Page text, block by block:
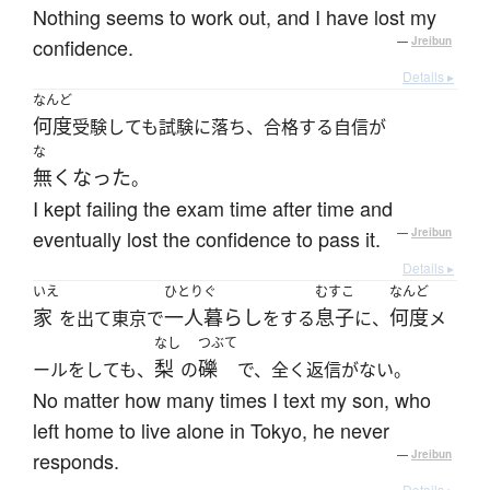
Nothing seems to work out, and I have lost my
confidence.
— Jreibun
Details ▸
なんど
何度受験しても試験に落ち、合格する自信が
な
無くなった。
I kept failing the exam time after time and
eventually lost the confidence to pass it.
— Jreibun
Details ▸
いえ
家 を出て東京で
ひとりぐ
一人暮らしをする
むすこ
息子に、
なんど
何度メ
ールをしても、
なし
梨 の
つぶて
礫 で、全く返信がない。
No matter how many times I text my son, who
left home to live alone in Tokyo, he never
responds.
— Jreibun